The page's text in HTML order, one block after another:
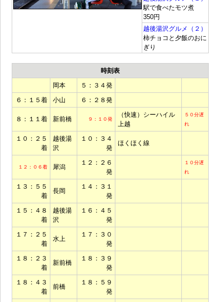
駅で食べたモツ煮
350円
越後湯沢グルメ（２）
柿チョコと夕飯のおに
ぎり
時刻表
岡本
５：３４発
６：１５着
小山 ６：２８発
８：１１着 新前橋 ９：１０発
（快速）シーハイル
上越
５０分遅
れ
１０：２５
着
越後湯
沢
１０：３４
発
ほくほく線
１２：０６着 犀潟
１２：２６
発
１０分遅
れ
１３：５５
着
長岡
１４：３１
発
１５：４８
着
越後湯
沢
１６：４５
発
１７：２５
着
水上
１７：３０
発
１８：２３
着
新前橋
１８：３９
発
１８：４３
着
前橋
１８：５９
発